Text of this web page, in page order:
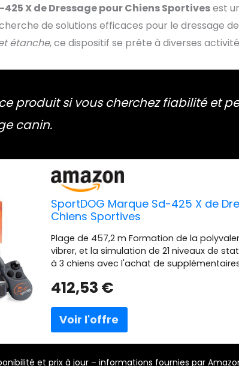
425 X de Dressage pour Chiens Sportivesest
de solutions efficaces pour le dressage
étanche, ce dispositif se prête à diverses
produit si vous cherchez fiabilité et
canin.
SportDOG Marque Sd-425 X de
Chiens Sportives
Plage de 457,2 m Formation de la
vibrer, et la simulation de 21 niveaux de
à 3 chiens avec l'achat de
notre technologie brevetée Batterie
412,53 €
et prix à jour – informations fournies par